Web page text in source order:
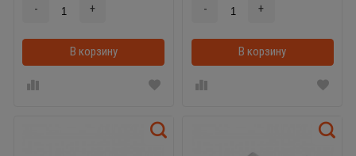
- +
В корзину В корзинке
- +
В корзину